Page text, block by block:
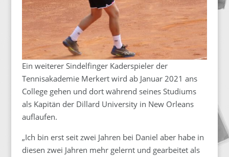
Ein weiterer Sindelfinger Kaderspieler der
Tennisakademie Merkert wird ab Januar 2021 ans
College gehen und dort während seines Studiums
als Kapitän der Dillard University in New Orleans
auflaufen.
„Ich bin erst seit zwei Jahren bei Daniel aber habe in
diesen zwei Jahren mehr gelernt und gearbeitet als